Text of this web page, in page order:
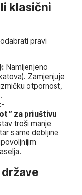
klasični
pravi
Namijenjeno
Zamjenjuje
otpornost,
za priuštivu
troši manje
same debljine